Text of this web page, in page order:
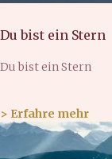
Du bist ein Stern
Du bist ein Stern
> Erfahre mehr